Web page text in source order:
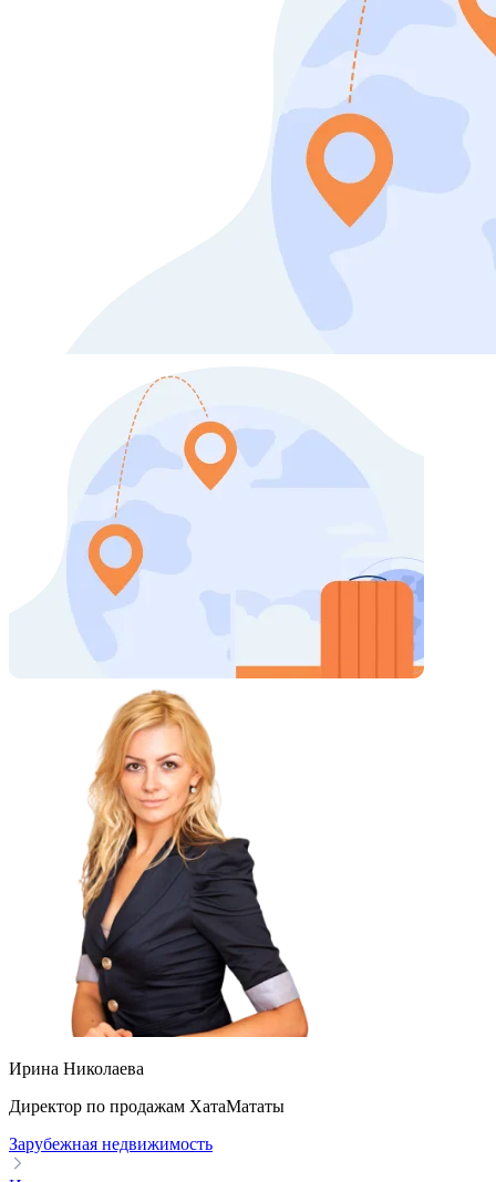
Ирина Николаева
Директор по продажам ХатаМататы
Зарубежная недвижимость